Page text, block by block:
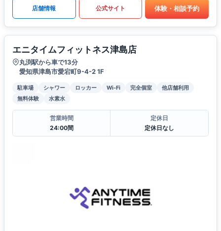
店舗情報 公式サイト 体験・相談予約
エニタイムフィットネス津島店
丸渕駅から車で13分
愛知県津島市愛宕町9-4-2 1F
駐車場 シャワー ロッカー Wi-Fi 完全個室
他店舗利用
無料体験
水素水
営業時間
24:00間
定休日
定休日なし